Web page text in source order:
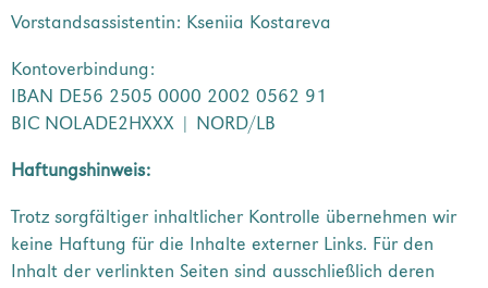
Vorstandsassistentin: Kseniia Kostareva
Kontoverbindung:
IBAN DE56 2505 0000 2002 0562 91
BIC NOLADE2HXXX | NORD/LB
Haftungshinweis:
Trotz sorgfältiger inhaltlicher Kontrolle übernehmen wir
keine Haftung für die Inhalte externer Links. Für den
Inhalt der verlinkten Seiten sind ausschließlich deren